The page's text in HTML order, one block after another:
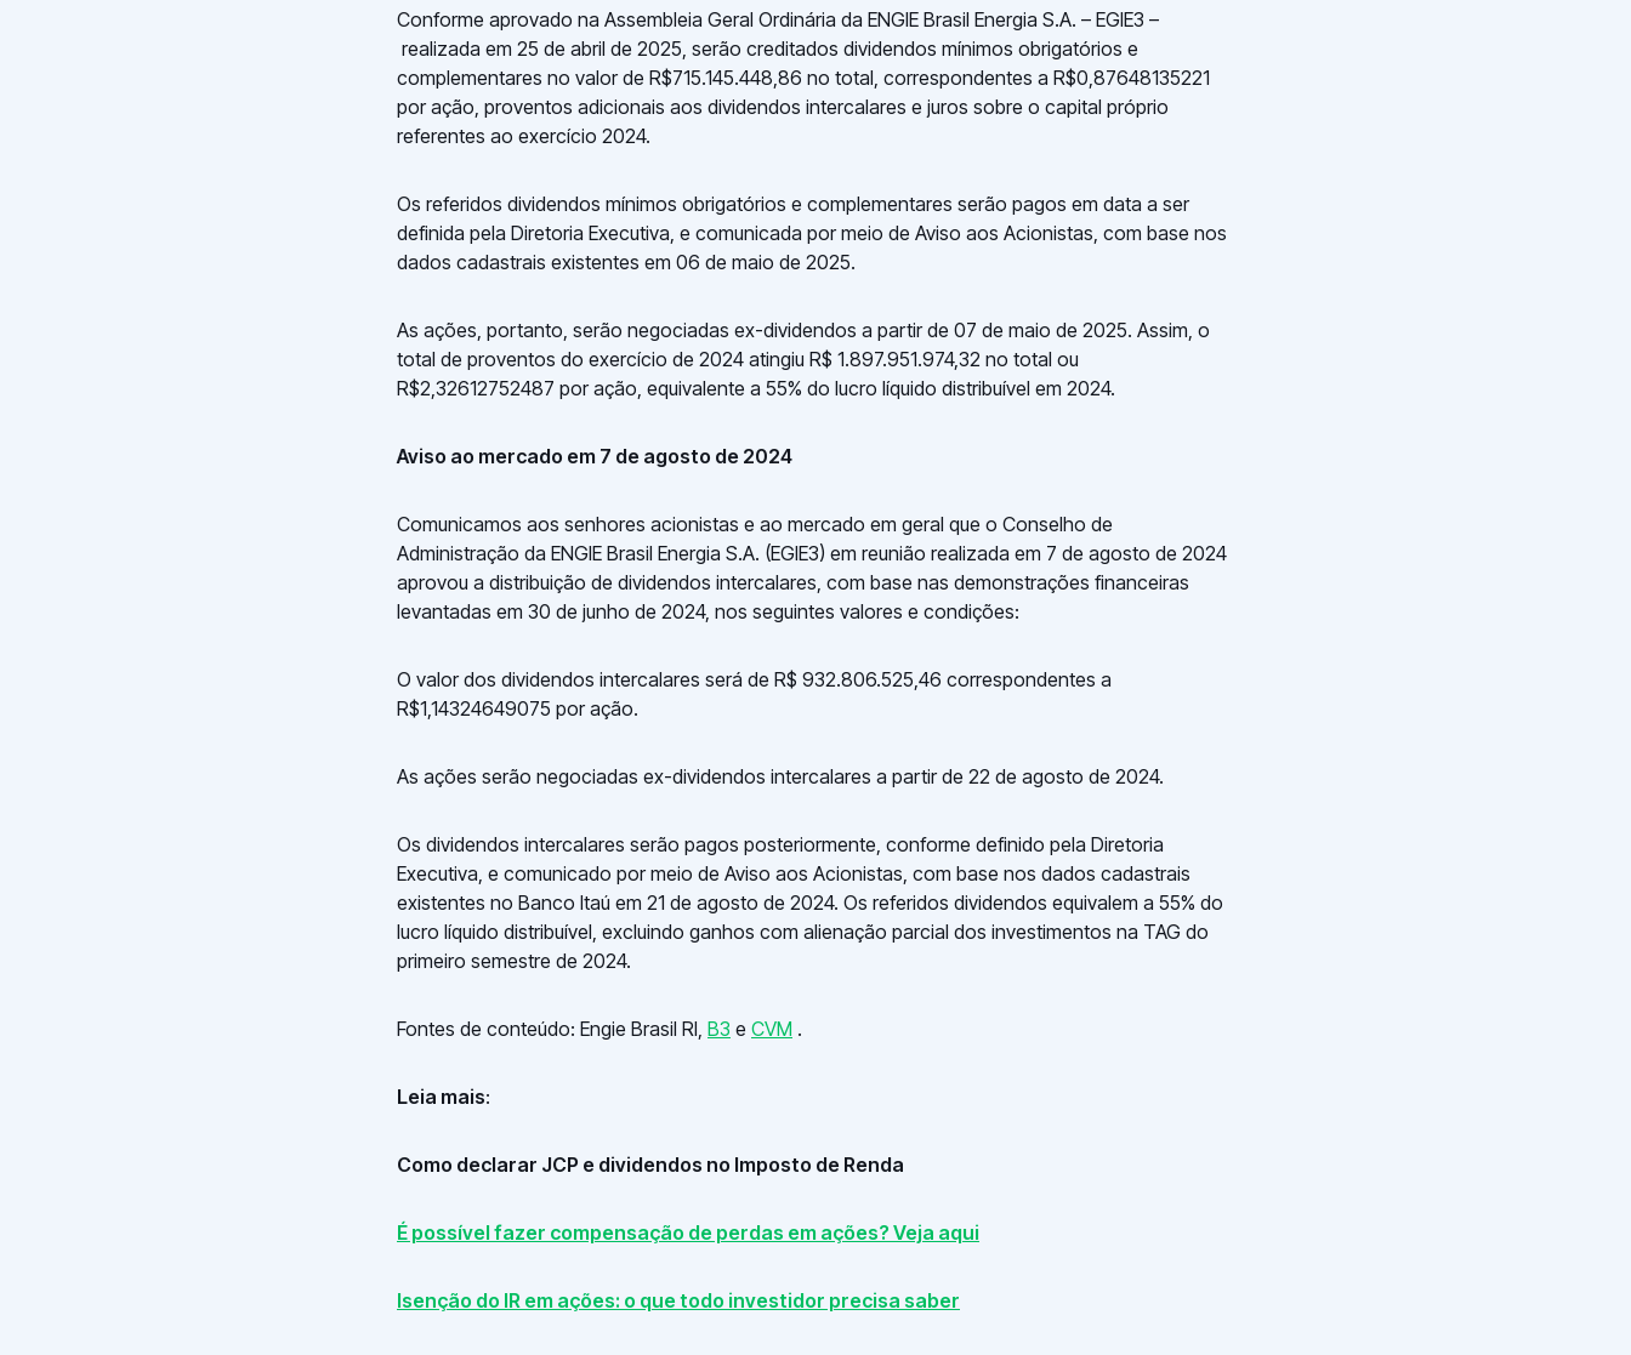
Conforme aprovado na Assembleia Geral Ordinária da ENGIE Brasil Energia S.A. – EGIE3 –
realizada em 25 de abril de 2025, serão creditados dividendos mínimos obrigatórios e
complementares no valor de R$715.145.448,86 no total, correspondentes a R$0,87648135221
por ação, proventos adicionais aos dividendos intercalares e juros sobre o capital próprio
referentes ao exercício 2024.
Os referidos dividendos mínimos obrigatórios e complementares serão pagos em data a ser
definida pela Diretoria Executiva, e comunicada por meio de Aviso aos Acionistas, com base nos
dados cadastrais existentes em 06 de maio de 2025.
As ações, portanto, serão negociadas ex-dividendos a partir de 07 de maio de 2025. Assim, o
total de proventos do exercício de 2024 atingiu R$ 1.897.951.974,32 no total ou
R$2,32612752487 por ação, equivalente a 55% do lucro líquido distribuível em 2024.
Aviso ao mercado em 7 de agosto de 2024
Comunicamos aos senhores acionistas e ao mercado em geral que o Conselho de
Administração da ENGIE Brasil Energia S.A. (EGIE3) em reunião realizada em 7 de agosto de 2024
aprovou a distribuição de dividendos intercalares, com base nas demonstrações financeiras
levantadas em 30 de junho de 2024, nos seguintes valores e condições:
O valor dos dividendos intercalares será de R$ 932.806.525,46 correspondentes a
R$1,14324649075 por ação.
As ações serão negociadas ex-dividendos intercalares a partir de 22 de agosto de 2024.
Os dividendos intercalares serão pagos posteriormente, conforme definido pela Diretoria
Executiva, e comunicado por meio de Aviso aos Acionistas, com base nos dados cadastrais
existentes no Banco Itaú em 21 de agosto de 2024. Os referidos dividendos equivalem a 55% do
lucro líquido distribuível, excluindo ganhos com alienação parcial dos investimentos na TAG do
primeiro semestre de 2024.
Fontes de conteúdo: Engie Brasil RI, B3 e CVM .
Leia mais:
Como declarar JCP e dividendos no Imposto de Renda
É possível fazer compensação de perdas em ações? Veja aqui
Isenção do IR em ações: o que todo investidor precisa saber